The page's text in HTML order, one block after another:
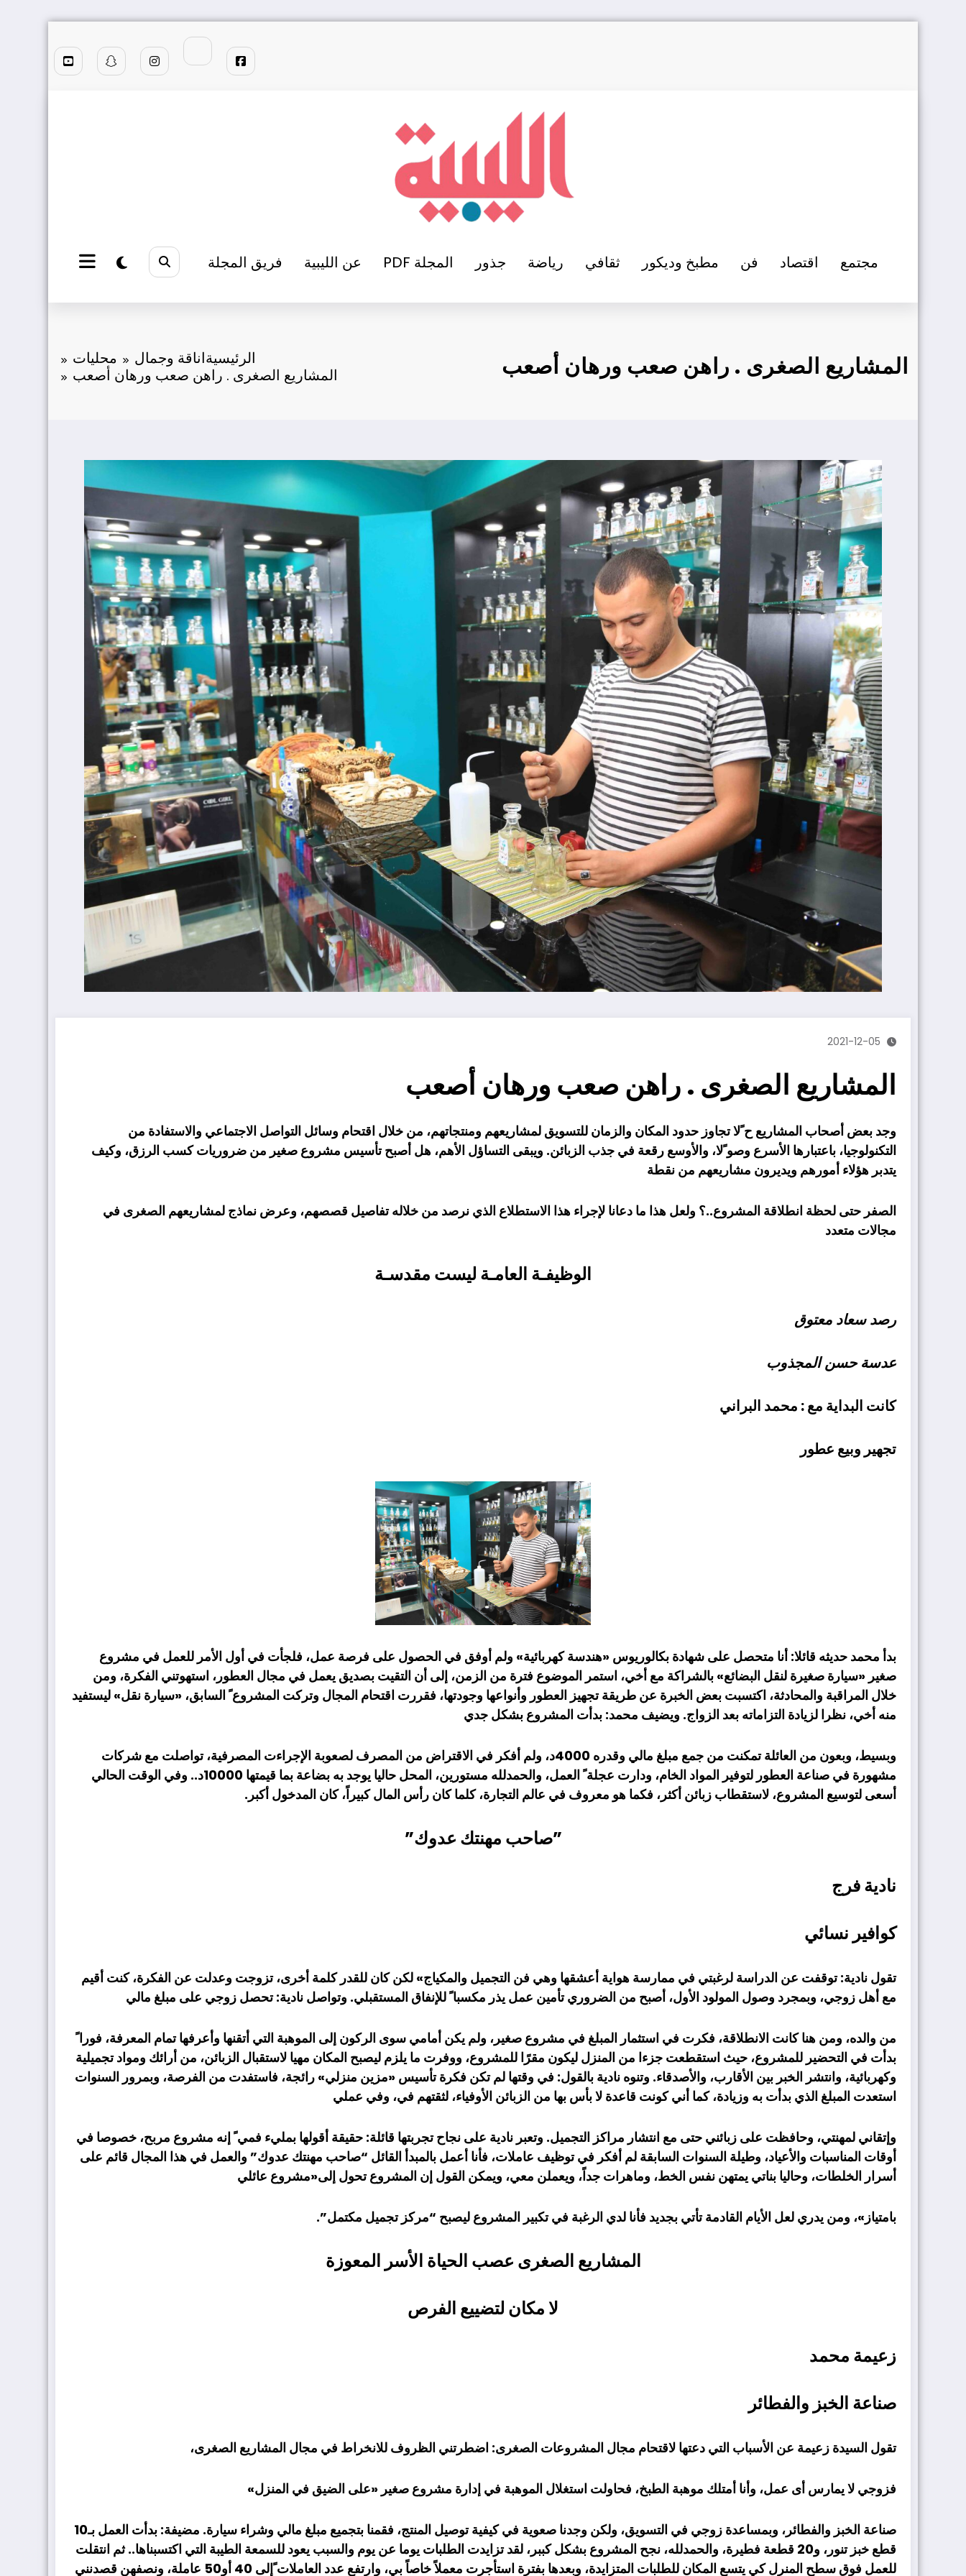
مجتمع اقتصاد فن مطبخ وديكور ثقافي رياضة جذور المجلة PDF عن الليبية فريق المجلة
المشاريع الصغرى . راهن صعب ورهان أصعب الرئيسيةاناقة وجمال
محليات
المشاريع الصغرى . راهن صعب ورهان أصعب
2021-12-05
المشاريع الصغرى . راهن صعب ورهان أصعب
وجد بعض أصحاب المشاريع ح ًلا تجاوز حدود المكان والزمان للتسويق لمشاريعهم ومنتجاتهم، من خلال اقتحام وسائل التواصل الاجتماعي والاستفادة من
التكنولوجيا، باعتبارها الأسرع وصو ًلا، والأوسع رقعة في جذب الزبائن. ويبقى التساؤل الأهم، هل أصبح تأسيس مشروع صغير من ضروريات كسب الرزق، وكيف
يتدبر هؤلاء أمورهم ويديرون مشاريعهم من نقطة
الصفر حتى لحظة انطلاقة المشروع..؟ ولعل هذا ما دعانا لإجراء هذا الاستطلاع الذي نرصد من خلاله تفاصيل قصصهم، وعرض نماذج لمشاريعهم الصغرى في
مجالات متعدد
الوظيفـة العامـة ليست مقدسـة
رصد سعاد معتوق
عدسة حسن المجذوب
كانت البداية مع : محمد البراني
تجهير وبيع عطور
بدأ محمد حديثه قائلا: أنا متحصل على شهادة بكالوريوس «هندسة كهربائية» ولم أوفق في الحصول على فرصة عمل، فلجأت في أول الأمر للعمل في مشروع
صغير «سيارة صغيرة لنقل البضائع» بالشراكة مع أخي، استمر الموضوع فترة من الزمن، إلى أن التقيت بصديق يعمل في مجال العطور، استهوتني الفكرة، ومن
خلال المراقبة والمحادثة، اكتسبت بعض الخبرة عن طريقة تجهيز العطور وأنواعها وجودتها، فقررت اقتحام المجال وتركت المشروع ً السابق، «سيارة نقل» ليستفيد
منه أخي، نظرا لزيادة التزاماته بعد الزواج. ويضيف محمد: بدأت المشروع بشكل جدي
وبسيط، وبعون من العائلة تمكنت من جمع مبلغ مالي وقدره 4000د، ولم أفكر في الاقتراض من المصرف لصعوبة الإجراءت المصرفية، تواصلت مع شركات
مشهورة في صناعة العطور لتوفير المواد الخام، ودارت عجلة ً العمل، والحمدلله مستورين، المحل حاليا يوجد به بضاعة بما قيمتها 10000د.. وفي الوقت الحالي
أسعى لتوسيع المشروع، لاستقطاب زبائن أكثر، فكما هو معروف في عالم التجارة، كلما كان رأس المال كبيراً، كان المدخول أكبر.
”صاحب مهنتك عدوك”
نادية فرج
كوافير نسائي
تقول نادية: توقفت عن الدراسة لرغبتي في ممارسة هواية أعشقها وهي فن التجميل والمكياج» لكن كان للقدر كلمة أخرى، تزوجت وعدلت عن الفكرة، كنت أقيم
مع أهل زوجي، وبمجرد وصول المولود الأول، أصبح من الضروري تأمين عمل يذر مكسبا ً للإنفاق المستقبلي. وتواصل نادية: تحصل زوجي على مبلغ مالي
من والده، ومن هنا كانت الانطلاقة، فكرت في استثمار المبلغ في مشروع صغير، ولم يكن أمامي سوى الركون إلى الموهبة التي أتقنها وأعرفها تمام المعرفة، فورا ً
بدأت في التحضير للمشروع، حيث استقطعت جزءا من المنزل ليكون مقرًا للمشروع، ووفرت ما يلزم ليصبح المكان مهيا لاستقبال الزبائن، من أرائك ومواد تجميلية
وكهربائية، وانتشر الخبر بين الأقارب، والأصدقاء. وتنوه نادية بالقول: في وقتها لم تكن فكرة تأسيس «مزين منزلي» رائجة، فاستفدت من الفرصة، وبمرور السنوات
استعدت المبلغ الذي بدأت به وزيادة، كما أني كونت قاعدة لا بأس بها من الزبائن الأوفياء، لثقتهم في، وفي عملي
وإتقاني لمهنتي، وحافظت على زبائني حتى مع انتشار مراكز التجميل. وتعبر نادية على نجاح تجربتها قائلة: حقيقة أقولها بمليء فمي ً إنه مشروع مربح، خصوصا في
أوقات المناسبات والأعياد، وطيلة السنوات السابقة لم أفكر في توظيف عاملات، فأنا أعمل بالمبدأ القائل “صاحب مهنتك عدوك” والعمل في هذا المجال قائم على
أسرار الخلطات، وحاليا بناتي يمتهن نفس الخط، وماهرات جداً، ويعملن معي، ويمكن القول إن المشروع تحول إلى«مشروع عائلي
بامتياز»، ومن يدري لعل الأيام القادمة تأتي بجديد فأنا لدي الرغبة في تكبير المشروع ليصبح “مركز تجميل مكتمل”.
المشاريع الصغرى عصب الحياة الأسر المعوزة
لا مكان لتضييع الفرص
زعيمة محمد
صناعة الخبز والفطائر
تقول السيدة زعيمة عن الأسباب التي دعتها لاقتحام مجال المشروعات الصغرى: اضطرتني الظروف للانخراط في مجال المشاريع الصغرى،
فزوجي لا يمارس أى عمل، وأنا أمتلك موهبة الطبخ، فحاولت استغلال الموهبة في إدارة مشروع صغير «على الضيق في المنزل»
صناعة الخبز والفطائر، وبمساعدة زوجي في التسويق، ولكن وجدنا صعوية في كيفية توصيل المنتج، فقمنا بتجميع مبلغ مالي وشراء سيارة. مضيفة: بدأت العمل بـ10
قطع خبز تنور، و20 قطعة فطيرة، والحمدلله، نجح المشروع بشكل كببر، لقد تزايدت الطلبات يوما عن يوم والسبب يعود للسمعة الطيبة التي اكتسبناها.. ثم انتقلت
للعمل فوق سطح المنرل كي يتسع المكان للطلبات المتزايدة، وبعدها بفترة استأجرت معملاً خاصاً بي، وارتفع عدد العاملات ًإلى 40 أو50 عاملة، ونصفهن قصدنني